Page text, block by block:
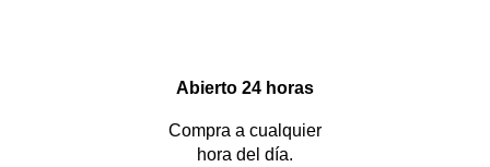
Abierto 24 horas
Compra a cualquier
hora del día.